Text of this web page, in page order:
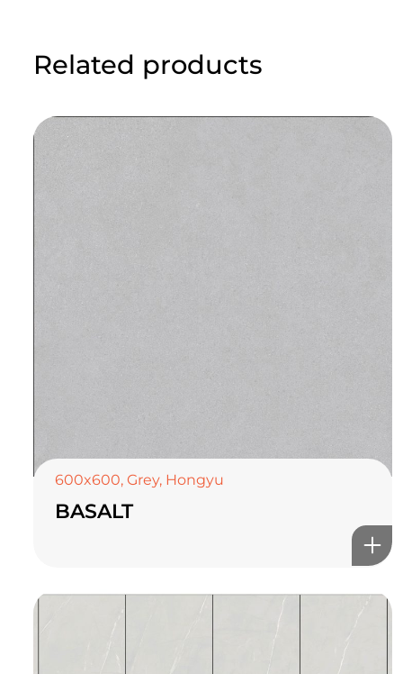
Related products
600x600, Grey, Hongyu
BASALT